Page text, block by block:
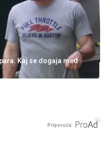
Kaj se dogaja med
Priporoča